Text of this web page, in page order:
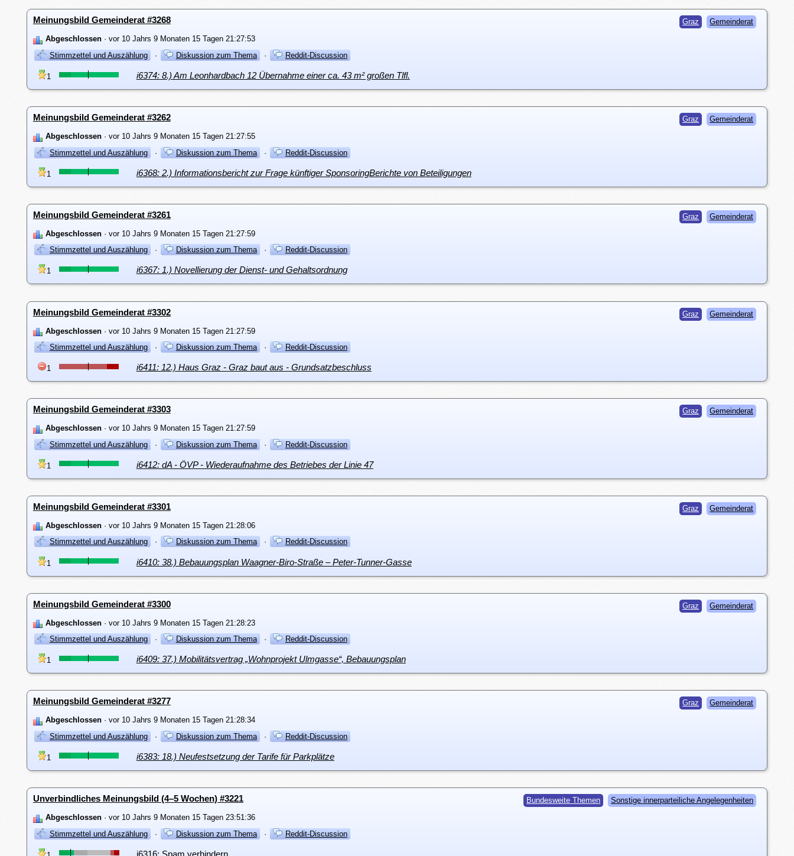
Graz Gemeinderat
Meinungsbild Gemeinderat #3268
Abgeschlossen· vor 10 Jahrs 9 Monaten 15 Tagen 21:27:53
Stimmzettel und Auszählung
· Diskussion zum Thema · Reddit-Discussion
1 i6374: 8.) Am Leonhardbach 12 Übernahme einer ca. 43 m² großen Tlfl.
Graz Gemeinderat
Meinungsbild Gemeinderat #3262
Abgeschlossen· vor 10 Jahrs 9 Monaten 15 Tagen 21:27:55
Stimmzettel und Auszählung
· Diskussion zum Thema · Reddit-Discussion
1 i6368: 2.) Informationsbericht zur Frage künftiger SponsoringBerichte von Beteiligungen
Graz Gemeinderat
Meinungsbild Gemeinderat #3261
Abgeschlossen· vor 10 Jahrs 9 Monaten 15 Tagen 21:27:59
Stimmzettel und Auszählung
· Diskussion zum Thema · Reddit-Discussion
1 i6367: 1.) Novellierung der Dienst- und Gehaltsordnung
Graz Gemeinderat
Meinungsbild Gemeinderat #3302
Abgeschlossen· vor 10 Jahrs 9 Monaten 15 Tagen 21:27:59
Stimmzettel und Auszählung
· Diskussion zum Thema · Reddit-Discussion
1 i6411: 12.) Haus Graz - Graz baut aus - Grundsatzbeschluss
Graz Gemeinderat
Meinungsbild Gemeinderat #3303
Abgeschlossen· vor 10 Jahrs 9 Monaten 15 Tagen 21:27:59
Stimmzettel und Auszählung
· Diskussion zum Thema · Reddit-Discussion
1 i6412: dA - ÖVP - Wiederaufnahme des Betriebes der Linie 47
Graz Gemeinderat
Meinungsbild Gemeinderat #3301
Abgeschlossen· vor 10 Jahrs 9 Monaten 15 Tagen 21:28:06
Stimmzettel und Auszählung
· Diskussion zum Thema · Reddit-Discussion
1 i6410: 38.) Bebauungsplan Waagner-Biro-Straße – Peter-Tunner-Gasse
Graz Gemeinderat
Meinungsbild Gemeinderat #3300
Abgeschlossen· vor 10 Jahrs 9 Monaten 15 Tagen 21:28:23
Stimmzettel und Auszählung
· Diskussion zum Thema · Reddit-Discussion
1 i6409: 37.) Mobilitätsvertrag „Wohnprojekt Ulmgasse“, Bebauungsplan
Graz Gemeinderat
Meinungsbild Gemeinderat #3277
Abgeschlossen· vor 10 Jahrs 9 Monaten 15 Tagen 21:28:34
Stimmzettel und Auszählung
· Diskussion zum Thema · Reddit-Discussion
1 i6383: 18.) Neufestsetzung der Tarife für Parkplätze
Bundesweite Themen Sonstige innerparteiliche Angelegenheiten
Unverbindliches Meinungsbild (4–5 Wochen) #3221
Abgeschlossen· vor 10 Jahrs 9 Monaten 15 Tagen 23:51:36
Stimmzettel und Auszählung
· Diskussion zum Thema · Reddit-Discussion
i6316: Spam verhindern